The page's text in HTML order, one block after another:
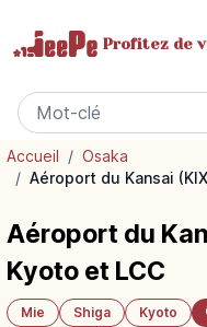
Profitez de
Accueil / Osaka
/ Aéroport du Kansai
Aéroport du
Kyoto et LCC
Mie Shiga Kyoto